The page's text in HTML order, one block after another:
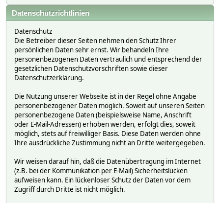
Datenschutzrichtlinien
Datenschutz
Die Betreiber dieser Seiten nehmen den Schutz Ihrer
persönlichen Daten sehr ernst. Wir behandeln Ihre
personenbezogenen Daten vertraulich und entsprechend der
gesetzlichen Datenschutzvorschriften sowie dieser
Datenschutzerklärung.
Die Nutzung unserer Webseite ist in der Regel ohne Angabe
personenbezogener Daten möglich. Soweit auf unseren Seiten
personenbezogene Daten (beispielsweise Name, Anschrift
oder E-Mail-Adressen) erhoben werden, erfolgt dies, soweit
möglich, stets auf freiwilliger Basis. Diese Daten werden ohne
Ihre ausdrückliche Zustimmung nicht an Dritte weitergegeben.
Wir weisen darauf hin, daß die Datenübertragung im Internet
(z.B. bei der Kommunikation per E-Mail) Sicherheitslücken
aufweisen kann. Ein lückenloser Schutz der Daten vor dem
Zugriff durch Dritte ist nicht möglich.